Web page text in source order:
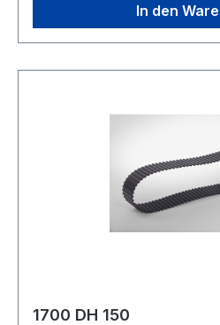
In den
1700 DH 150